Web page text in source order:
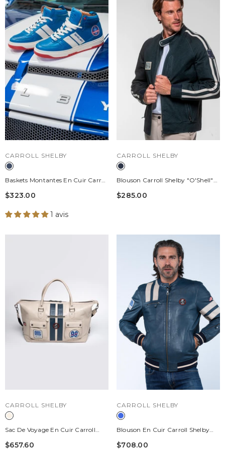
DISTRIBUTEUR :
CARROLL SHELBY
Baskets Montantes En Cuir Carroll
Shelby Cobra Bleue Homme
$323.00
1 avis
DISTRIBUTEUR :
CARROLL SHELBY
Blouson Carroll Shelby "O'Shell"
En Canvas Bleu Marine Homme
$285.00
DISTRIBUTEUR :
CARROLL SHELBY
Sac De Voyage En Cuir Carroll
Shelby GT350 48h Ecru
$657.60
DISTRIBUTEUR :
CARROLL SHELBY
Blouson En Cuir Carroll Shelby
Modèle "Cobra Men" Bleu Royal
$708.00